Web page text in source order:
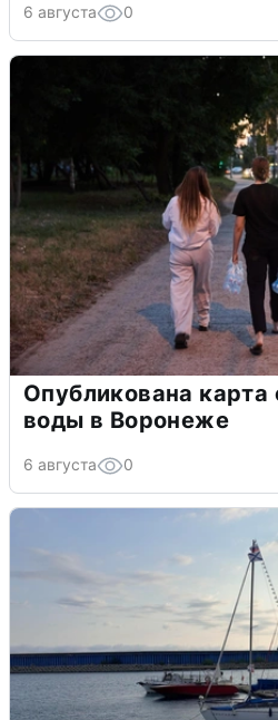
6 августа 0
Опубликована карта
воды в Воронеже
6 августа 0